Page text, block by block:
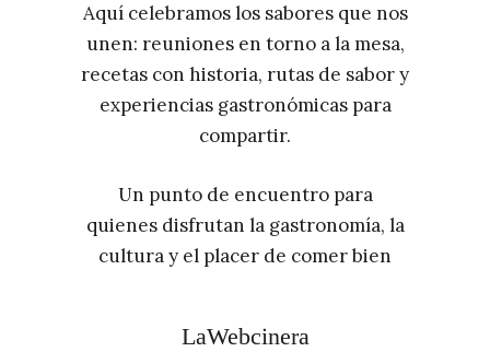
Aquí celebramos los sabores que nos
unen: reuniones en torno a la mesa,
recetas con historia, rutas de sabor y
experiencias gastronómicas para
compartir.
Un punto de encuentro para
quienes disfrutan la gastronomía, la
cultura y el placer de comer bien
LaWebcinera